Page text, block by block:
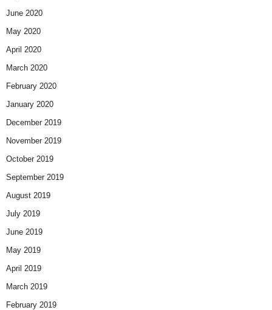
June 2020
May 2020
April 2020
March 2020
February 2020
January 2020
December 2019
November 2019
October 2019
September 2019
August 2019
July 2019
June 2019
May 2019
April 2019
March 2019
February 2019